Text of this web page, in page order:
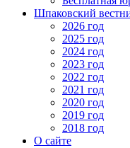
Шпаковский
2026 год
2025 год
2024 год
2023 год
2022 год
2021 год
2020 год
2019 год
2018 год
О сайте